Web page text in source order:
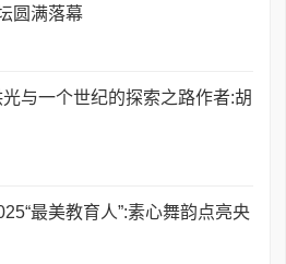
圆满落幕
与一个世纪的探索之路作者:胡
最美教育人”:素心舞韵点亮央